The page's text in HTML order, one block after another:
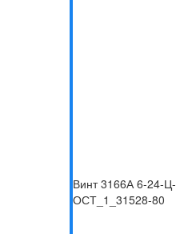
Винт 3166А 6-24-Ц-
ОСТ_1_31528-80